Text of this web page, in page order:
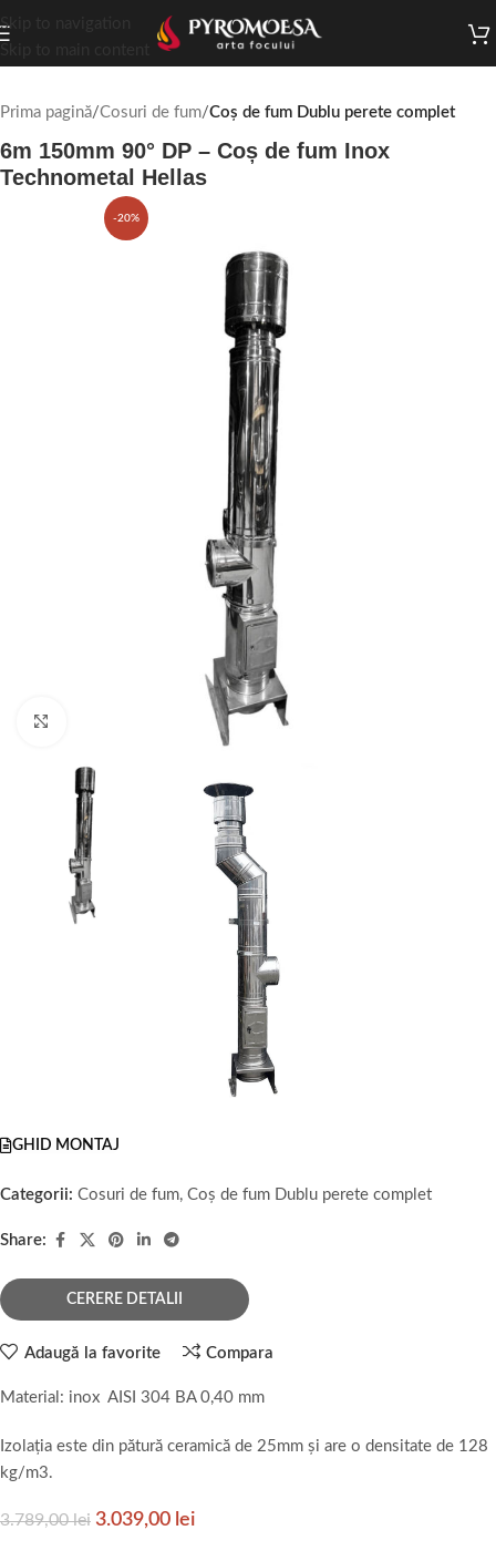
Skip to navigation
Prima pagină Cosuri de fum Coș de fum Dublu perete complet
6m 150mm 90° DP – Coș de fum Inox
Technometal Hellas
-20%
Faceți click pentru a mări
GHID MONTAJ
Categorii: Cosuri de fum, Coș de fum Dublu perete complet
Share:
CERERE DETALII
Adaugă la favorite Compara
Material: inox AISI 304 BA 0,40 mm
Izolația este din pătură ceramică de 25mm și are o densitate de 128
kg/m3.
3.789,00lei 3.039,00 lei